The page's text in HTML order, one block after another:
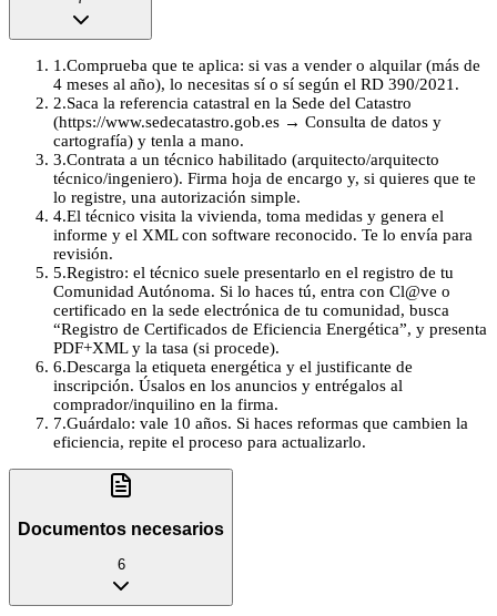
1 .Comprueba que te aplica: si vas a vender o alquilar (más de
4 meses al año), lo necesitas sí o sí según el RD 390/2021.
2.Saca la referencia catastral en la Sede del Catastro
(https://www.sedecatastro.gob.es → Consulta de datos y
cartografía) y tenla a mano.
3.Contrata a un técnico habilitado (arquitecto/arquitecto
técnico/ingeniero). Firma hoja de encargo y, si quieres que te
lo registre, una autorización simple.
4.El técnico visita la vivienda, toma medidas y genera el
informe y el XML con software reconocido. Te lo envía para
revisión.
5.Registro: el técnico suele presentarlo en el registro de tu
Comunidad Autónoma. Si lo haces tú, entra con Cl@ve o
certificado en la sede electrónica de tu comunidad, busca
“Registro de Certificados de Eficiencia Energética”, y presenta
PDF+XML y la tasa (si procede).
6.Descarga la etiqueta energética y el justificante de
inscripción. Úsalos en los anuncios y entrégalos al
comprador/inquilino en la firma.
7.Guárdalo: vale 10 años. Si haces reformas que cambien la
eficiencia, repite el proceso para actualizarlo.
Documentos necesarios
6